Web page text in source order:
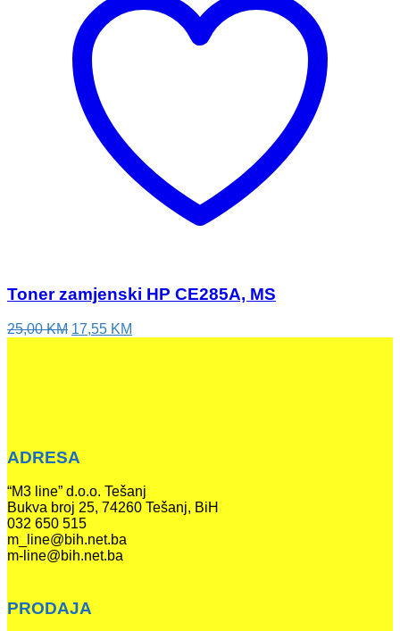
Toner zamjenski HP CE285A, MS
25,00KM Izvorna
17,55 KM
ADRESA
“M3 line” d.o.o. Tešanj
Bukva broj 25, 74260 Tešanj, BiH
032 650 515
m_line@bih.net.ba
m-line@bih.net.ba
PRODAJA